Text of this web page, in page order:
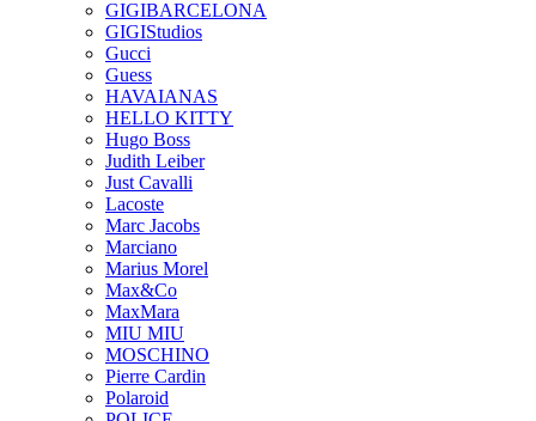
GIGIBARCELONA
GIGIStudios
Gucci
Guess
HAVAIANAS
HELLO KITTY
Hugo Boss
Judith Leiber
Just Cavalli
Lacoste
Marc Jacobs
Marciano
Marius Morel
Max&Co
MaxMara
MIU MIU
MOSCHINO
Pierre Cardin
Polaroid